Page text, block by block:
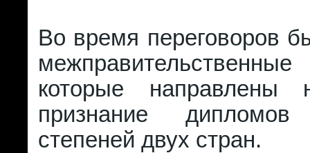
Во время переговоров
которые направлены
признание
степеней двух стран.